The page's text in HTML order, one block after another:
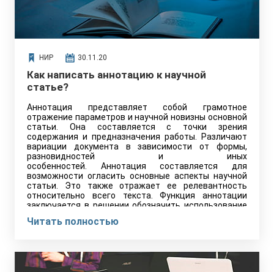
НИР 30.11.20
Как написать аннотацию к научной
статье?
Аннотация представляет собой грамотное
отражение параметров и научной новизны основной
статьи. Она составляется с точки зрения
содержания и предназначения работы. Различают
вариации документа в зависимости от формы,
разновидностей и иных
особенностей. Аннотация составляется для
возможности огласить основные аспекты научной
статьи. Это также отражает ее релевантность
относительно всего текста. Функция аннотации
заключается в решении обозначить использование
материалов или систем, которые помогли найти
Читать полностью